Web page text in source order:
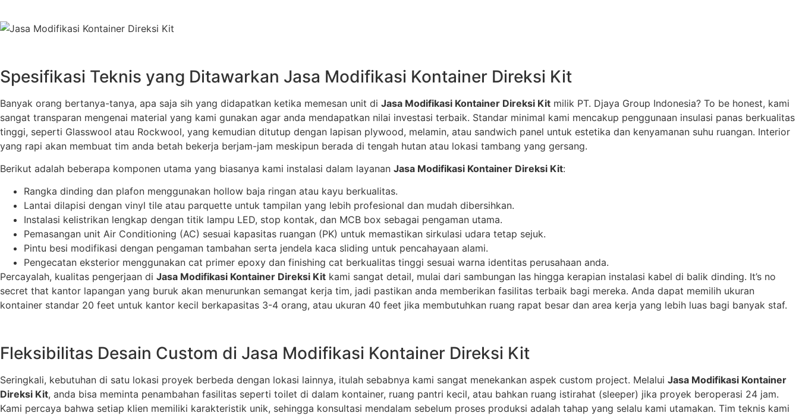
Spesifikasi Teknis yang Ditawarkan Jasa Modifikasi Kontainer Direksi Kit
Banyak orang bertanya-tanya, apa saja sih yang didapatkan ketika memesan unit di Jasa Modifikasi Kontainer Direksi Kit milik PT. Djaya Group Indonesia? To be honest, kami
sangat transparan mengenai material yang kami gunakan agar anda mendapatkan nilai investasi terbaik. Standar minimal kami mencakup penggunaan insulasi panas berkualitas
tinggi, seperti Glasswool atau Rockwool, yang kemudian ditutup dengan lapisan plywood, melamin, atau sandwich panel untuk estetika dan kenyamanan suhu ruangan. Interior
yang rapi akan membuat tim anda betah bekerja berjam-jam meskipun berada di tengah hutan atau lokasi tambang yang gersang.
Berikut adalah beberapa komponen utama yang biasanya kami instalasi dalam layanan Jasa Modifikasi Kontainer Direksi Kit:
Rangka dinding dan plafon menggunakan hollow baja ringan atau kayu berkualitas.
Lantai dilapisi dengan vinyl tile atau parquette untuk tampilan yang lebih profesional dan mudah dibersihkan.
Instalasi kelistrikan lengkap dengan titik lampu LED, stop kontak, dan MCB box sebagai pengaman utama.
Pemasangan unit Air Conditioning (AC) sesuai kapasitas ruangan (PK) untuk memastikan sirkulasi udara tetap sejuk.
Pintu besi modifikasi dengan pengaman tambahan serta jendela kaca sliding untuk pencahayaan alami.
Pengecatan eksterior menggunakan cat primer epoxy dan finishing cat berkualitas tinggi sesuai warna identitas perusahaan anda.
Percayalah, kualitas pengerjaan di Jasa Modifikasi Kontainer Direksi Kit kami sangat detail, mulai dari sambungan las hingga kerapian instalasi kabel di balik dinding. It’s no
secret that kantor lapangan yang buruk akan menurunkan semangat kerja tim, jadi pastikan anda memberikan fasilitas terbaik bagi mereka. Anda dapat memilih ukuran
kontainer standar 20 feet untuk kantor kecil berkapasitas 3-4 orang, atau ukuran 40 feet jika membutuhkan ruang rapat besar dan area kerja yang lebih luas bagi banyak staf.
Fleksibilitas Desain Custom di Jasa Modifikasi Kontainer Direksi Kit
Seringkali, kebutuhan di satu lokasi proyek berbeda dengan lokasi lainnya, itulah sebabnya kami sangat menekankan aspek custom project. Melalui Jasa Modifikasi Kontainer
Direksi Kit, anda bisa meminta penambahan fasilitas seperti toilet di dalam kontainer, ruang pantri kecil, atau bahkan ruang istirahat (sleeper) jika proyek beroperasi 24 jam.
Kami percaya bahwa setiap klien memiliki karakteristik unik, sehingga konsultasi mendalam sebelum proses produksi adalah tahap yang selalu kami utamakan. Tim teknis kami